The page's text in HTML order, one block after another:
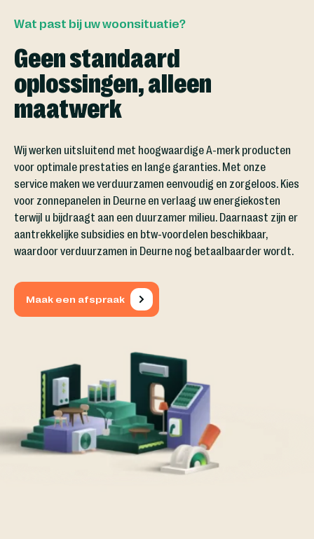
Wat past bij uw woonsituatie?
Geen standaard
oplossingen, alleen
maatwerk
Wij werken uitsluitend met hoogwaardige A-merk producten
voor optimale prestaties en lange garanties. Met onze
service maken we verduurzamen eenvoudig en zorgeloos. Kies
voor zonnepanelen in Deurne en verlaag uw energiekosten
terwijl u bijdraagt aan een duurzamer milieu. Daarnaast zijn er
aantrekkelijke subsidies en btw-voordelen beschikbaar,
waardoor verduurzamen in Deurne nog betaalbaarder wordt.
Maak een afspraak